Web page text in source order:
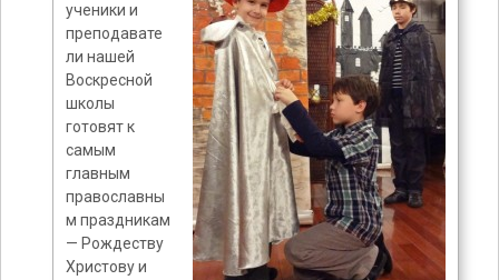
ученики и
преподавате
ли нашей
Воскресной
школы
готовят к
самым
главным
православны
м праздникам
— Рождеству
Христову и